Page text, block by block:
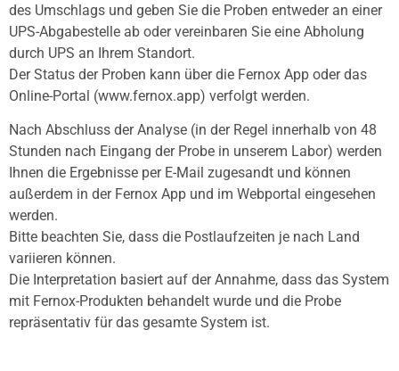
des Umschlags und geben Sie die Proben entweder an einer
UPS-Abgabestelle ab oder vereinbaren Sie eine Abholung
durch UPS an Ihrem Standort.
Der Status der Proben kann über die Fernox App oder das
Online-Portal (www.fernox.app) verfolgt werden.
Nach Abschluss der Analyse (in der Regel innerhalb von 48
Stunden nach Eingang der Probe in unserem Labor) werden
Ihnen die Ergebnisse per E-Mail zugesandt und können
außerdem in der Fernox App und im Webportal eingesehen
werden.
Bitte beachten Sie, dass die Postlaufzeiten je nach Land
variieren können.
Die Interpretation basiert auf der Annahme, dass das System
mit Fernox-Produkten behandelt wurde und die Probe
repräsentativ für das gesamte System ist.